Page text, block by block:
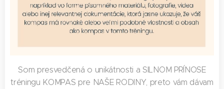
Som presvedčená o unikátnosti a SILNOM PRÍNOSE
tréningu KOMPAS pre NAŠE RODINY, preto vám dávam